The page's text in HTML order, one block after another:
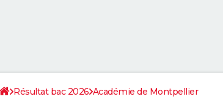
Résultat bac 2026 Académie de Montpellier